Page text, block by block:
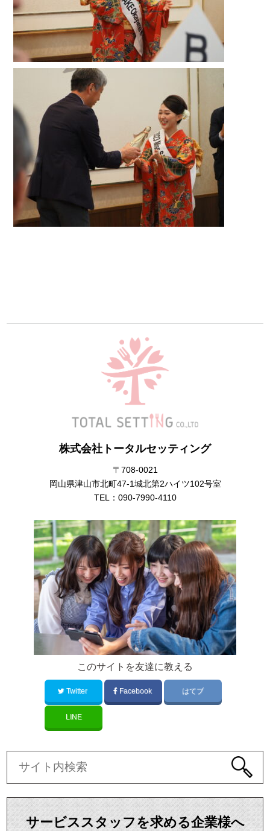
株式会社トータルセッティング
〒708-0021
岡山県津山市北町47-1城北第2ハイツ102号室
TEL： 090-7990-4110
このサイトを友達に教える
Twitter Facebook はてブ
LINE
サービススタッフを求める企業様へ